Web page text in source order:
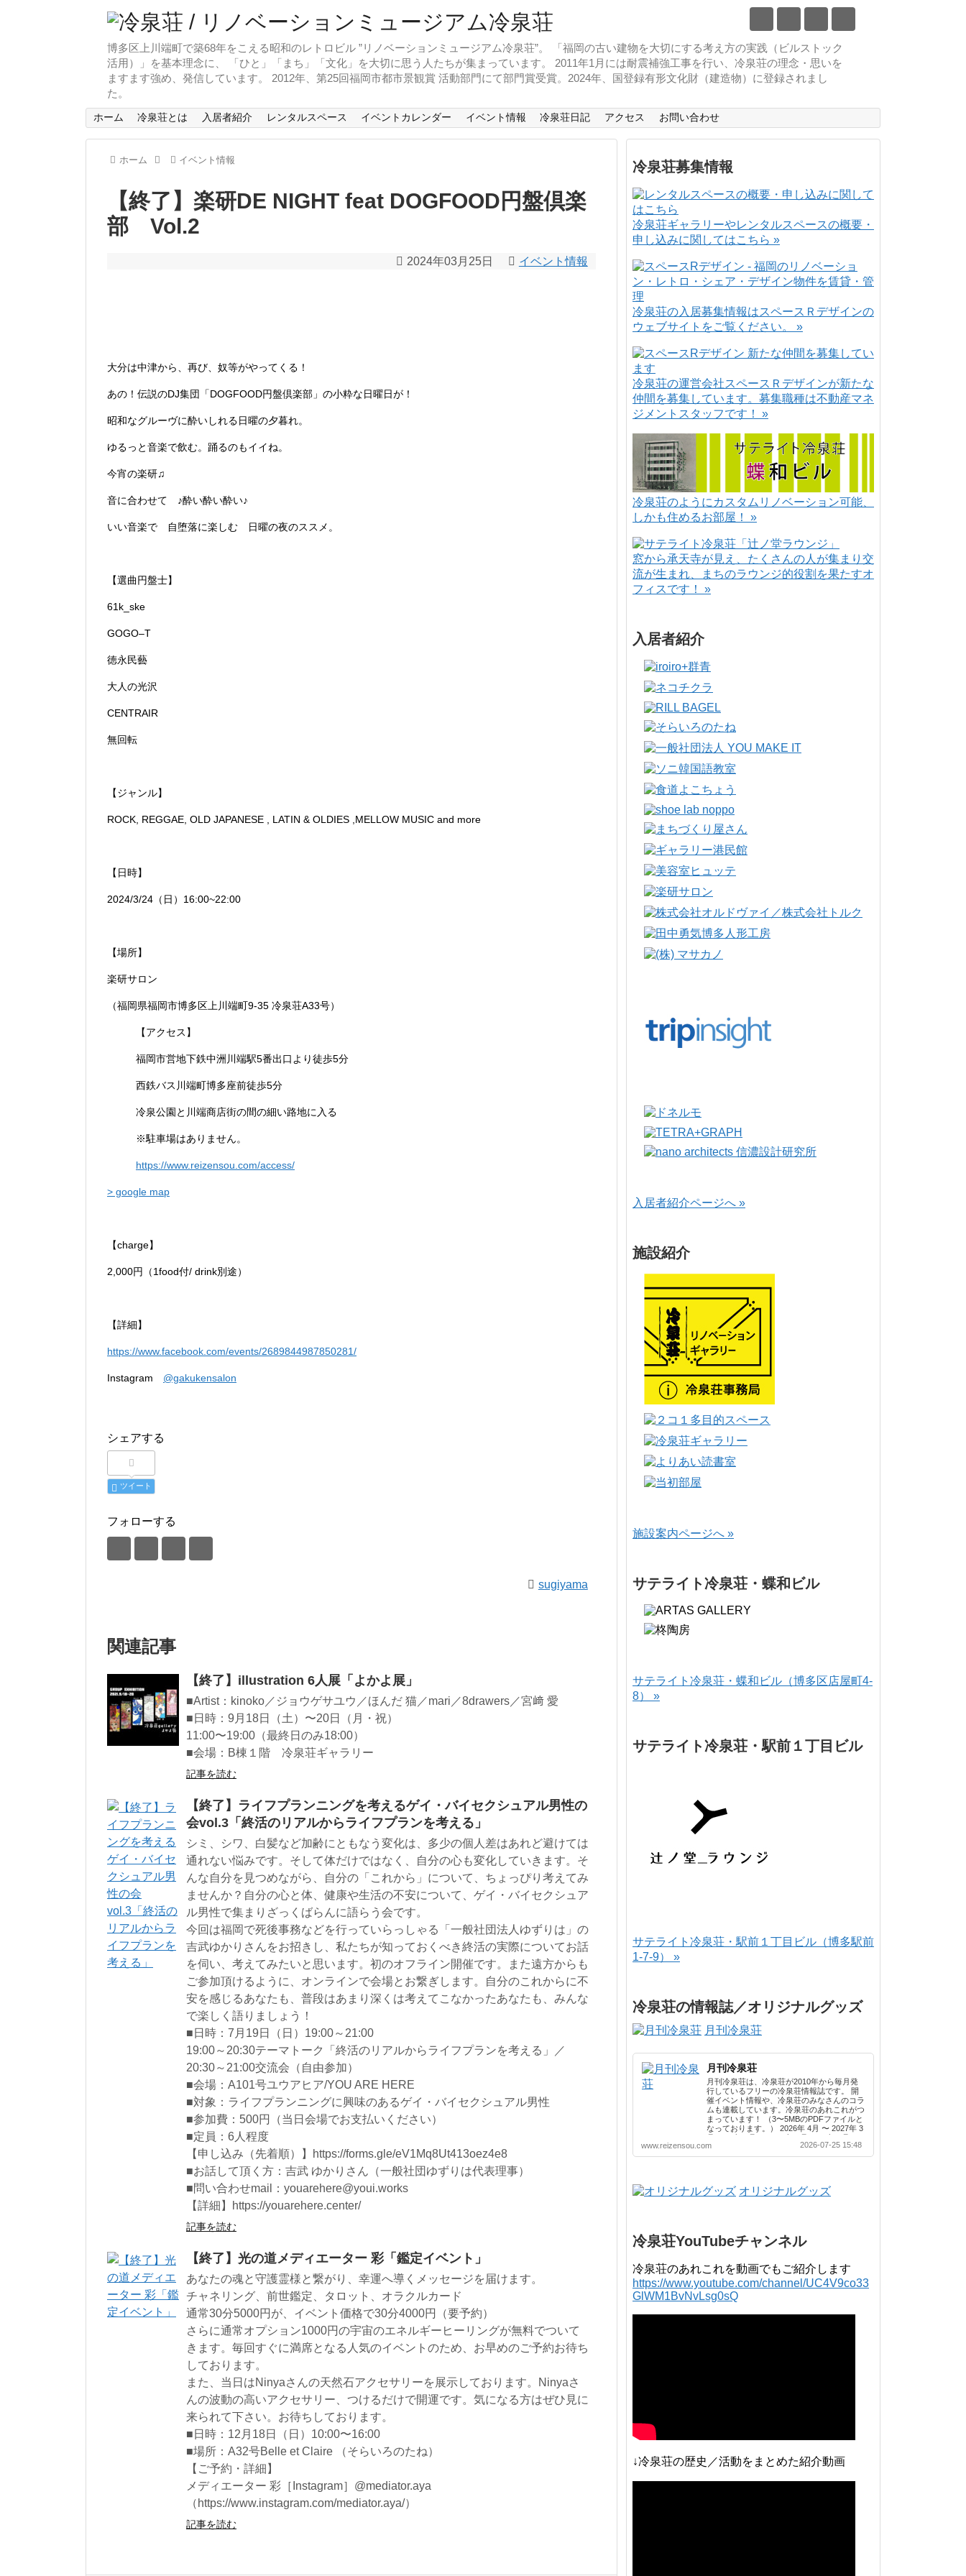
博多区上川端町で築68年をこえる昭和のレトロビル ”リノベーションミュージアム冷泉荘”。 「福岡の古い建物を大切にする考え方の実践（ビルストック
活用）」を基本理念に、 「ひと」「まち」「文化」を大切に思う人たちが集まっています。 2011年1月には耐震補強工事を行い、冷泉荘の理念・思いを
ますます強め、発信しています。 2012年、第25回福岡市都市景観賞 活動部門にて部門賞受賞。2024年、国登録有形文化財（建造物）に登録されまし
た。
ホーム 冷泉荘とは 入居者紹介 レンタルスペース イベントカレンダー イベント情報 冷泉荘日記 アクセス お問い合わせ
ホーム イベント情報
【終了】楽研DE NIGHT feat DOGFOOD円盤倶楽
部 Vol.2
2024年03月25日 イベント情報
大分は中津から、再び、奴等がやってくる！
あの！伝説のDJ集団「DOGFOOD円盤倶楽部」の小粋な日曜日が！
昭和なグルーヴに酔いしれる日曜の夕暮れ。
ゆるっと音楽で飲む。踊るのもイイね。
今宵の楽研♫
音に合わせて ♪酔い酔い酔い♪
いい音楽で 自堕落に楽しむ 日曜の夜のススメ。
【選曲円盤士】
61k_ske
GOGO–T
徳永民藝
大人の光沢
CENTRAIR
無回転
【ジャンル】
ROCK, REGGAE, OLD JAPANESE , LATIN & OLDIES ,MELLOW MUSIC and more
【日時】
2024/3/24（日）16:00~22:00
【場所】
楽研サロン
（福岡県福岡市博多区上川端町9-35 冷泉荘A33号）
【アクセス】
福岡市営地下鉄中洲川端駅5番出口より徒歩5分
西鉄バス川端町博多座前徒歩5分
冷泉公園と川端商店街の間の細い路地に入る
※駐車場はありません。
https://www.reizensou.com/access/
> google map
【charge】
2,000円（1food付/ drink別途）
【詳細】
https://www.facebook.com/events/2689844987850281/
Instagram @gakukensalon
シェアする
ツイート
フォローする
sugiyama
関連記事
【終了】illustration 6人展「よかよ展」
■Artist：kinoko／ジョウゲサユウ／ほんだ 猫／mari／8drawers／宮﨑 愛
■日時：9月18日（土）〜20日（月・祝）
11:00〜19:00（最終日のみ18:00）
■会場：B棟１階 冷泉荘ギャラリー
記事を読む
【終了】ライフプランニングを考えるゲイ・バイセクシュアル男性の
会vol.3「終活のリアルからライフプランを考える」
シミ、シワ、白髪など加齢にともなう変化は、多少の個人差はあれど避けては
通れない悩みです。そして体だけではなく、自分の心も変化していきます。そ
んな自分を見つめながら、自分の「これから」について、ちょっぴり考えてみ
ませんか？自分の心と体、健康や生活の不安について、ゲイ・バイセクシュア
ル男性で集まりざっくばらんに語らう会です。
今回は福岡で死後事務などを行っていらっしゃる「一般社団法人ゆずりは」の
吉武ゆかりさんをお招きし、私たちが知っておくべき終活の実際についてお話
を伺い、考えてみたいと思います。初のオフライン開催です。また遠方からも
ご参加頂けるように、オンラインで会場とお繋ぎします。自分のこれからに不
安を感じるあなたも、普段はあまり深くは考えてこなかったあなたも、みんな
で楽しく語りましょう！
■日時：7月19日（日）19:00～21:00
19:00～20:30テーマトーク「終活のリアルからライフプランを考える」／
20:30～21:00交流会（自由参加）
■会場：A101号ユウアヒア/YOU ARE HERE
■対象：ライフプランニングに興味のあるゲイ・バイセクシュアル男性
■参加費：500円（当日会場でお支払いください）
■定員：6人程度
【申し込み（先着順）】https://forms.gle/eV1Mq8Ut413oez4e8
■お話して頂く方：吉武 ゆかりさん（一般社団ゆずりは代表理事）
■問い合わせmail：youarehere@youi.works
【詳細】https://youarehere.center/
記事を読む
【終了】光の道メディエーター 彩「鑑定イベント」
あなたの魂と守護霊様と繋がり、幸運へ導くメッセージを届けます。
チャネリング、前世鑑定、タロット、オラクルカード
通常30分5000円が、イベント価格で30分4000円（要予約）
さらに通常オプション1000円の宇宙のエネルギーヒーリングが無料でついて
きます。毎回すぐに満席となる人気のイベントのため、お早めのご予約お待ち
しております。
また、当日はNinyaさんの天然石アクセサリーを展示しております。Ninyaさ
んの波動の高いアクセサリー、つけるだけで開運です。気になる方はぜひ見に
来られて下さい。お待ちしております。
■日時：12月18日（日）10:00〜16:00
■場所：A32号Belle et Claire （そらいろのたね）
【ご予約・詳細】
メディエーター 彩［Instagram］@mediator.aya
（https://www.instagram.com/mediator.aya/）
記事を読む
冷泉荘募集情報
冷泉荘ギャラリーやレンタルスペースの概要・
申し込みに関してはこちら »
冷泉荘の入居募集情報はスペースＲデザインの
ウェブサイトをご覧ください。 »
冷泉荘の運営会社スペースＲデザインが新たな
仲間を募集しています。募集職種は不動産マネ
ジメントスタッフです！ »
冷泉荘のようにカスタムリノベーション可能、
しかも住めるお部屋！ »
窓から承天寺が見え、たくさんの人が集まり交
流が生まれ、まちのラウンジ的役割を果たすオ
フィスです！ »
入居者紹介
入居者紹介ページへ »
施設紹介
施設案内ページへ »
サテライト冷泉荘・蝶和ビル
サテライト冷泉荘・蝶和ビル（博多区店屋町4-
8） »
サテライト冷泉荘・駅前１丁目ビル
サテライト冷泉荘・駅前１丁目ビル（博多駅前
1-7-9） »
冷泉荘の情報誌／オリジナルグッズ
月刊冷泉荘
月刊冷泉荘
月刊冷泉荘は、冷泉荘が2010年から毎月発
行しているフリーの冷泉荘情報誌です。 開
催イベント情報や、冷泉荘のみなさんのコラ
ムも連載しています。冷泉荘のあれこれがつ
まっています！ （3〜5MBのPDFファイルと
なっております。） 2026年 4月 〜 2027年 3
月 2025年 4月 〜 2026年 3月 2024年 4月 〜
2025年 3月 2023年 4月 〜 2024年 3月 2022
年 4月 〜 2023年 3月 2021年 4月 〜 2022年
年 4月 〜 2018年 3月 2016年 4月 〜 2017年
3月 2015年 4月 〜 2016年 3月 2014年 4月 〜
www.reizensou.com 2026-07-25 15:48
オリジナルグッズ
冷泉荘YouTubeチャンネル
冷泉荘のあれこれを動画でもご紹介します
https://www.youtube.com/channel/UC4V9co33
GlWM1BvNvLsg0sQ
↓冷泉荘の歴史／活動をまとめた紹介動画